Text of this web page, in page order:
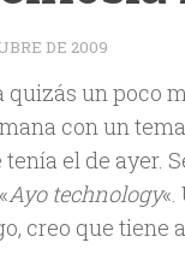
DE 2009
quizás un poco
con un
el de ayer.
Ayo technology
creo que tiene